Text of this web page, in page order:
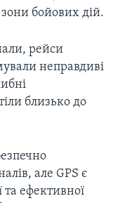
бойових дій.
рейси
неправдиві
близько до
але GPS є
ефективної